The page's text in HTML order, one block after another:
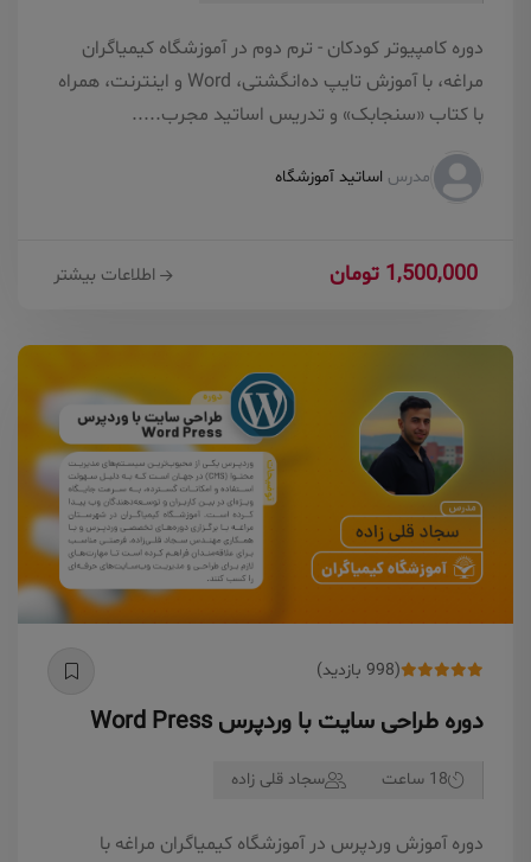
دوره کامپیوتر کودکان - ترم دوم در آموزشگاه کیمیاگران
مراغه، با آموزش تایپ ده‌انگشتی، Word و اینترنت، همراه
با کتاب «سنجابک» و تدریس اساتید مجرب.....
مدرس اساتید آموزشگاه
1,500,000 تومان اطلاعات بیشتر
(998 بازدید)
دوره طراحی سایت با وردپرس Word Press
18 ساعت سجاد قلی زاده
دوره آموزش وردپرس در آموزشگاه کیمیاگران مراغه با